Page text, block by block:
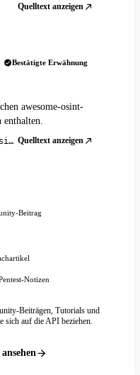
Quelltext anzeigen
Bestätigte Erwähnung
awesome-osint-
enthalten.
github.com/jivoi/awesome-osint Quelltext anzeigen
Beitrag
Notizen
Beiträgen, Tutorials und
sich auf die API beziehen.